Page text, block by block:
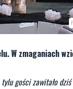
W zmaganiach
gości zawitało